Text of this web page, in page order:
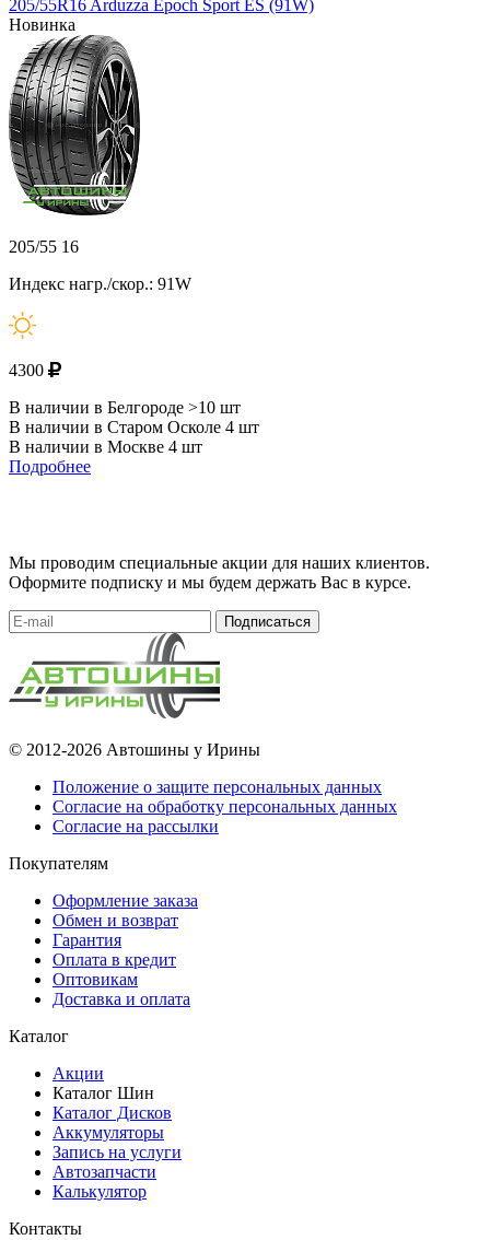
205/55R16 Arduzza Epoch Sport ES (91W)
Новинка
205/55 16
Индекс нагр./скор.: 91W
4300
В наличии в Белгороде >10 шт
В наличии в Старом Осколе 4 шт
В наличии в Москве 4 шт
Подробнее
Мы проводим специальные акции для наших клиентов.
Оформите подписку и мы будем держать Вас в курсе.
Подписаться
© 2012-2026 Автошины у Ирины
Положение о защите персональных данных
Согласие на обработку персональных данных
Согласие на рассылки
Покупателям
Оформление заказа
Обмен и возврат
Гарантия
Оплата в кредит
Оптовикам
Доставка и оплата
Каталог
Акции
Каталог Шин
Каталог Дисков
Аккумуляторы
Запись на услуги
Автозапчасти
Калькулятор
Контакты